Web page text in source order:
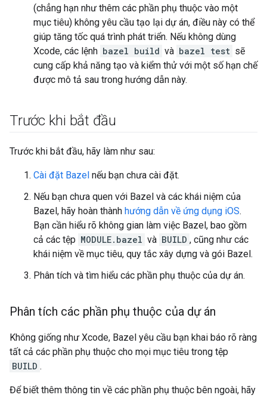
(chẳng hạn như thêm các phần phụ thuộc vào một
mục tiêu) không yêu cầu tạo lại dự án, điều này có thể
giúp tăng tốc quá trình phát triển. Nếu không dùng
Xcode, các lệnh bazel build và bazel test sẽ
cung cấp khả năng tạo và kiểm thử với một số hạn chế
được mô tả sau trong hướng dẫn này.
Trước khi bắt đầu
Trước khi bắt đầu, hãy làm như sau:
Cài đặt Bazel nếu bạn chưa cài đặt.
Nếu bạn chưa quen với Bazel và các khái niệm của
Bazel, hãy hoàn thành hướng dẫn về ứng dụng iOS.
Bạn cần hiểu rõ không gian làm việc Bazel, bao gồm
cả các tệp MODULE.bazel và BUILD , cũng như các
khái niệm về mục tiêu, quy tắc xây dựng và gói Bazel.
Phân tích và tìm hiểu các phần phụ thuộc của dự án.
Phân tích các phần phụ thuộc của dự án
Không giống như Xcode, Bazel yêu cầu bạn khai báo rõ ràng
tất cả các phần phụ thuộc cho mọi mục tiêu trong tệp
BUILD .
Để biết thêm thông tin về các phần phụ thuộc bên ngoài, hãy